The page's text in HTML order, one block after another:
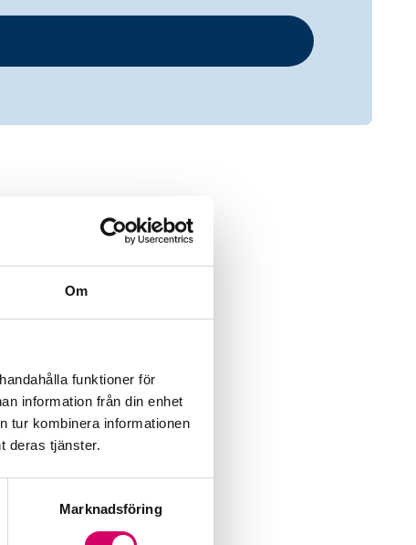
Om
funktioner för
information från din enhet
tur kombinera informationen
deras tjänster.
Marknadsföring